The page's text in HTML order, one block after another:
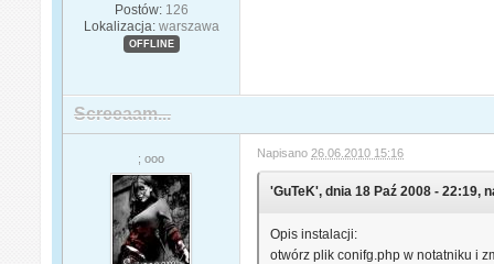
Postów: 126
Lokalizacja: warszawa
OFFLINE
Screeaam...
; ooo Napisano 26.06.2010 15:16
'GuTeK', dnia 18 Paź 2008 - 22:19,
Opis instalacji:
otwórz plik conifg.php w notatniku i